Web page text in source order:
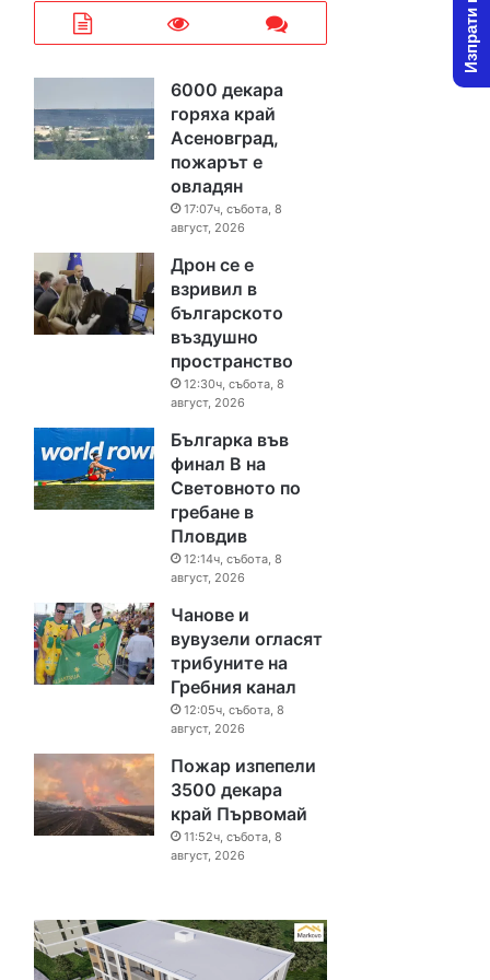
6000 декара
горяха край
Асеновград,
пожарът е
овладян
17:07ч, събота, 8
август, 2026
Дрон се е
взривил в
българското
въздушно
пространство
12:30ч, събота, 8
август, 2026
Българка във
финал B на
Световното по
гребане в
Пловдив
12:14ч, събота, 8
август, 2026
Чанове и
вувузели огласят
трибуните на
Гребния канал
12:05ч, събота, 8
август, 2026
Пожар изпепели
3500 декара
край Първомай
11:52ч, събота, 8
август, 2026